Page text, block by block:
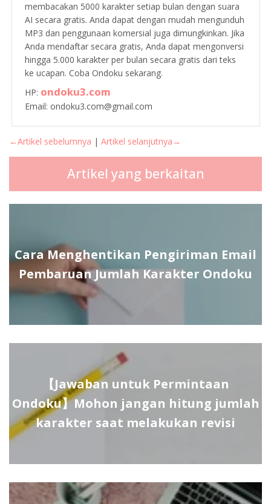
membacakan 5000 karakter setiap bulan dengan suara
AI secara gratis. Anda dapat dengan mudah mengunduh
MP3 dan penggunaan komersial juga dimungkinkan. Jika
Anda mendaftar secara gratis, Anda dapat mengonversi
hingga 5.000 karakter per bulan secara gratis dari teks
ke ucapan. Coba Ondoku sekarang.
HP: ondoku3.com
Email: ondoku3.com@gmail.com
←Artikel sebelumnya | Artikel selanjutnya→
Artikel yang berkaitan
Cara Menghentikan Pengiriman Email
Pembaruan Jumlah Karakter Ondoku
【Jawaban untuk Permintaan
Ondoku】Mohon jangan hitung jumlah
karakter saat melakukan revisi